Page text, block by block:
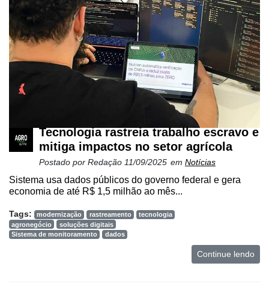
Tecnologia rastreia trabalho escravo e
mitiga impactos no setor agrícola
Postado por Redação 11/09/2025 em Notícias
Sistema usa dados públicos do governo federal e gera
economia de até R$ 1,5 milhão ao mês...
Tags: modernização rastreamento
tecnologia
agronegócio
soluções digitais
Sistema de monitoramento
dados
Continue lendo